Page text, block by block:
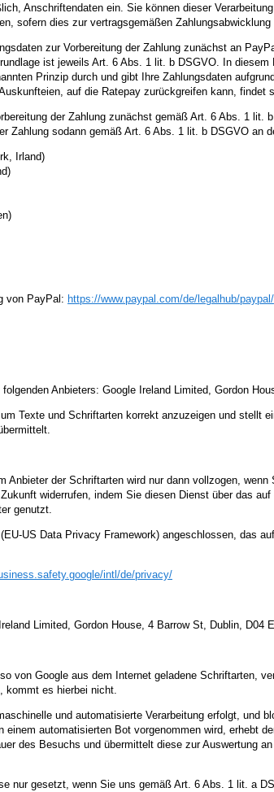
Anschriftendaten ein. Sie können dieser
sofern dies zur vertragsgemäßen Zahlungsabwicklung
zur Vorbereitung der Zahlung zunächst an
ist jeweils Art. 6 Abs. 1 lit. b DSGVO. In
Prinzip durch und gibt Ihre Zahlungsdaten
auf die Ratepay zurückgreifen kann, findet
der Zahlung zunächst gemäß Art. 6 Abs. 1 lit.
Zahlung sodann gemäß Art. 6 Abs. 1 lit. b DSGVO an
Irland)
von PayPal: https://www.paypal.com/de/legalhub/paypal
Anbieters: Google Ireland Limited, Gordon
Texte und Schriftarten korrekt anzuzeigen und stellt
Anbieter der Schriftarten wird nur dann vollzogen,
widerrufen, indem Sie diesen Dienst über das
genutzt.
US Data Privacy Framework) angeschlossen, das
/intl /de/privacy/
Limited, Gordon House, 4 Barrow St, Dublin, D04
von Google aus dem Internet geladene Schriftarten,
kommt es hierbei nicht.
und automatisierte Verarbeitung erfolgt, und
automatisierten Bot vorgenommen wird, erhebt
des Besuchs und übermittelt diese zur Auswertung
nur gesetzt, wenn Sie uns gemäß Art. 6 Abs. 1 lit. a